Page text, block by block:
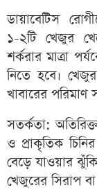
ডায়াবেটিস
১-২টি খেজুর
শর্করার মাত্রা
নিতে হবে।
খাবারের পরিমাণ
সতর্কতা:
ও প্রাকৃতিক
বেড়ে যাওয়ার
খেজুরের সিরাপ